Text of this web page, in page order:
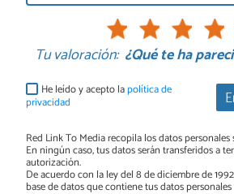
Tu valoración: ¿Qué te ha
He leído y acepto lapolítica de
privacidad
Red Link To Media recopila los datos
En ningún caso, tus datos serán transferidos a
autorización.
De acuerdo con la ley del 8 de diciembre de
base de datos que contiene tus datos